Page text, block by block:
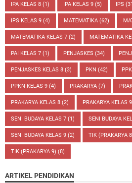
IPA KELAS 8 (1) IPA KELAS 9 (5) IPS
IPS KELAS 9 (4) MATEMATIKA (62)
MATEMATIKA KELAS 7 (2) MATEMATIKA
PAI KELAS 7 (1) PENJASKES (34)
PENJASKES KELAS 8 (3) PKN (42)
PPKN KELAS 9 (4) PRAKARYA (7)
PRAKARYA KELAS 8 (2) PRAKARYA KELAS 9
SENI BUDAYA KELAS 7 (1) SENI BUDAYA
SENI BUDAYA KELAS 9 (2) TIK (PRAKARYA
TIK (PRAKARYA 9) (8)
ARTIKEL PENDIDIKAN